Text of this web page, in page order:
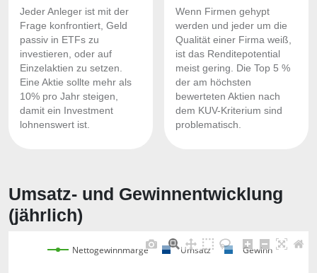
Jeder Anleger ist mit der
Frage konfrontiert, Geld
passiv in ETFs zu
investieren, oder auf
Einzelaktien zu setzen.
Eine Aktie sollte mehr als
10% pro Jahr steigen,
damit ein Investment
lohnenswert ist.
Wenn Firmen gehypt
werden und jeder um die
Qualität einer Firma weiß,
ist das Renditepotential
meist gering. Die Top 5 %
der am höchsten
bewerteten Aktien nach
dem KUV-Kriterium sind
problematisch.
Umsatz- und Gewinnentwicklung
(jährlich)
Nettogewinnmarge Umsatz Gewinn